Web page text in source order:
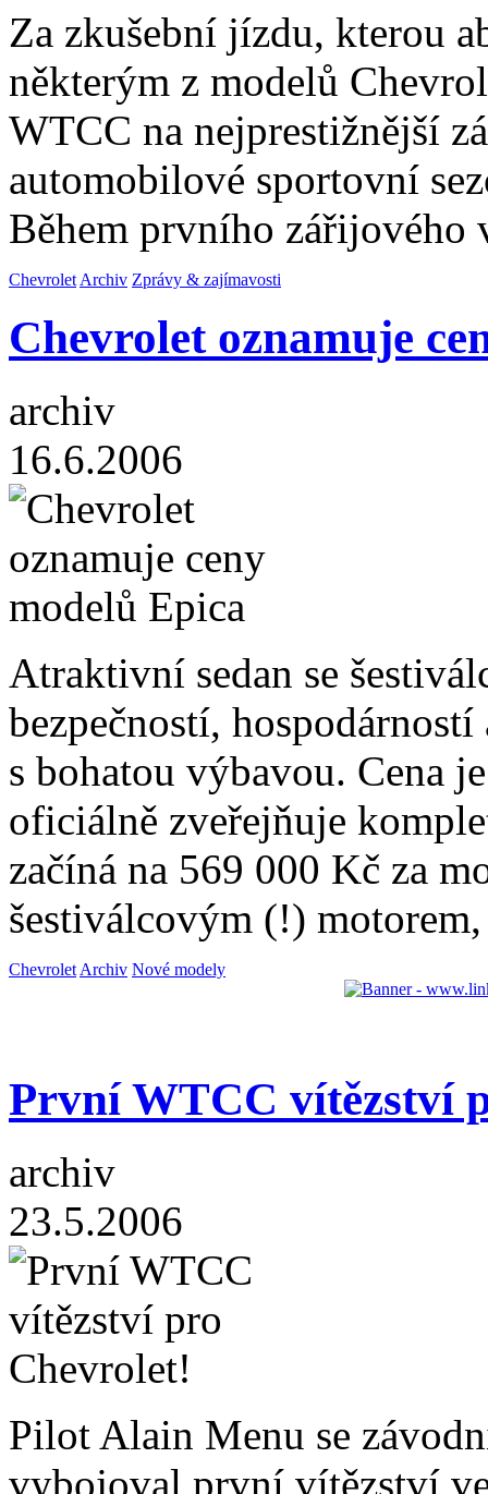
Za zkušební jízdu, kterou
některým z modelů
WTCC na nejprestižnější
automobilové sportovní
Během prvního
Chevrolet Archiv Zprávy & zajímavosti
Chevrolet oznamuje
archiv
16.6.2006
Atraktivní sedan se
bezpečností,
s bohatou výbavou. Cena
oficiálně zveřejňuje
začíná na 569 000 Kč za
šestiválcovým (!)
Chevrolet Archiv Nové modely
První WTCC vítězství
archiv
23.5.2006
Pilot Alain Menu se
vybojoval první vítězství